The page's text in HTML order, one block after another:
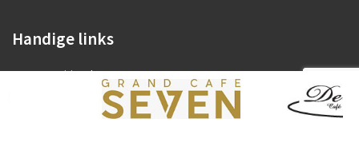
Handige links
Competitiezaken
Categorie A of B?